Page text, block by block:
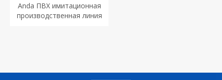
Anda ПВХ имитационная
производственная линия